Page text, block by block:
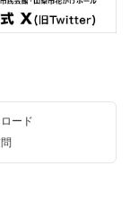
ード